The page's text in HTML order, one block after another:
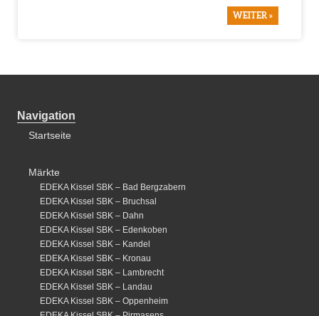
WEITER »
Navigation
Startseite
Märkte
EDEKA Kissel SBK – Bad Bergzabern
EDEKA Kissel SBK – Bruchsal
EDEKA Kissel SBK – Dahn
EDEKA Kissel SBK – Edenkoben
EDEKA Kissel SBK – Kandel
EDEKA Kissel SBK – Kronau
EDEKA Kissel SBK – Lambrecht
EDEKA Kissel SBK – Landau
EDEKA Kissel SBK – Oppenheim